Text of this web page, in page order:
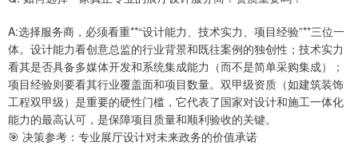
A:选择服务商，必须看重**“设计能力、技术实力、项目经验”**三位一
体。设计能力看创意总监的行业背景和既往案例的独创性；技术实力
看其是否具备多媒体开发和系统集成能力（而不是简单采购集成）；
项目经验则要看其行业覆盖面和项目数量。双甲级资质（如建筑装饰
工程双甲级）是重要的硬性门槛，它代表了国家对设计和施工一体化
能力的最高认可，是保障项目质量和顺利验收的关键。
🎯 决策参考：专业展厅设计对未来政务的价值承诺